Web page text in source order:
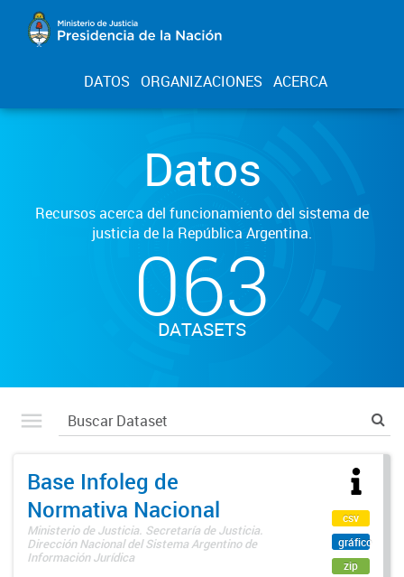
DATOS ORGANIZACIONES ACERCA
Datos
Recursos acerca del funcionamiento del sistema de
justicia de la República Argentina.
063
DATASETS
Base Infoleg de
Normativa Nacional
Ministerio de Justicia. Secretaría de Justicia.
Dirección Nacional del Sistema Argentino de
Información Jurídica
csv
gráfico
zip